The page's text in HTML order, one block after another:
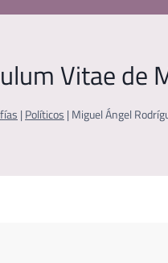
Vitae de
| Políticos | Miguel Ángel